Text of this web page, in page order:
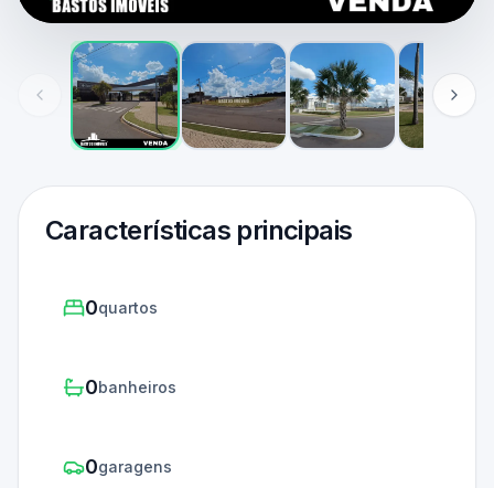
Características principais
0quartos
0banheiros
0garagens